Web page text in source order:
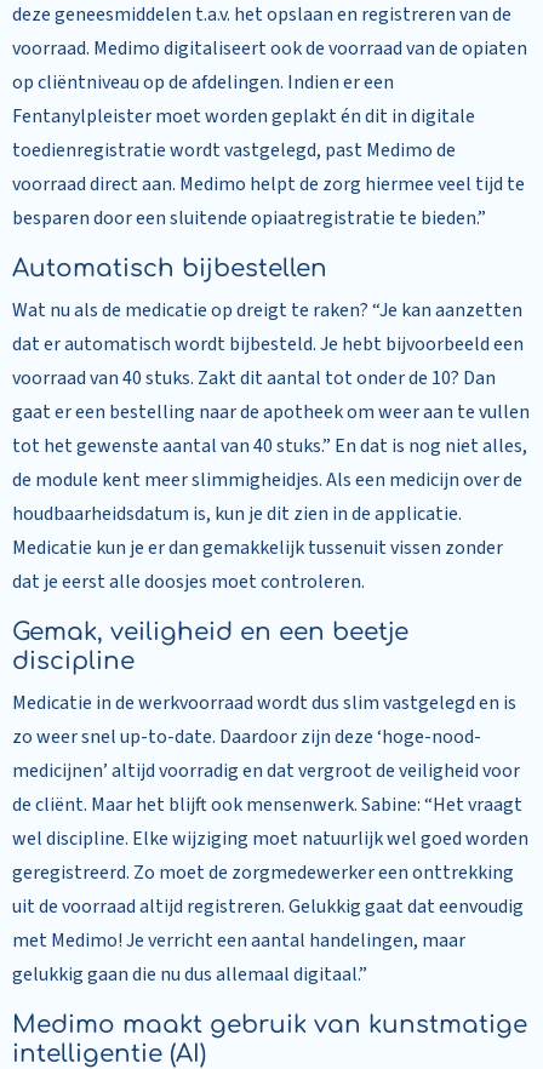
deze geneesmiddelen t.a.v. het opslaan en registreren van de
voorraad. Medimo digitaliseert ook de voorraad van de opiaten
op cliëntniveau op de afdelingen. Indien er een
Fentanylpleister moet worden geplakt én dit in digitale
toedienregistratie wordt vastgelegd, past Medimo de
voorraad direct aan. Medimo helpt de zorg hiermee veel tijd te
besparen door een sluitende opiaatregistratie te bieden.”
Automatisch bijbestellen
Wat nu als de medicatie op dreigt te raken? “Je kan aanzetten
dat er automatisch wordt bijbesteld. Je hebt bijvoorbeeld een
voorraad van 40 stuks. Zakt dit aantal tot onder de 10? Dan
gaat er een bestelling naar de apotheek om weer aan te vullen
tot het gewenste aantal van 40 stuks.” En dat is nog niet alles,
de module kent meer slimmigheidjes. Als een medicijn over de
houdbaarheidsdatum is, kun je dit zien in de applicatie.
Medicatie kun je er dan gemakkelijk tussenuit vissen zonder
dat je eerst alle doosjes moet controleren.
Gemak, veiligheid en een beetje
discipline
Medicatie in de werkvoorraad wordt dus slim vastgelegd en is
zo weer snel up-to-date. Daardoor zijn deze ‘hoge-nood-
medicijnen’ altijd voorradig en dat vergroot de veiligheid voor
de cliënt. Maar het blijft ook mensenwerk. Sabine: “Het vraagt
wel discipline. Elke wijziging moet natuurlijk wel goed worden
geregistreerd. Zo moet de zorgmedewerker een onttrekking
uit de voorraad altijd registreren. Gelukkig gaat dat eenvoudig
met Medimo! Je verricht een aantal handelingen, maar
gelukkig gaan die nu dus allemaal digitaal.”
Medimo maakt gebruik van kunstmatige
intelligentie (AI)